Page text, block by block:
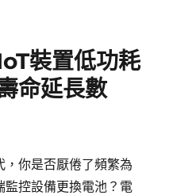
裝置低功耗
命延長數
你是否厭倦了頻繁為
監控設備更換電池？電